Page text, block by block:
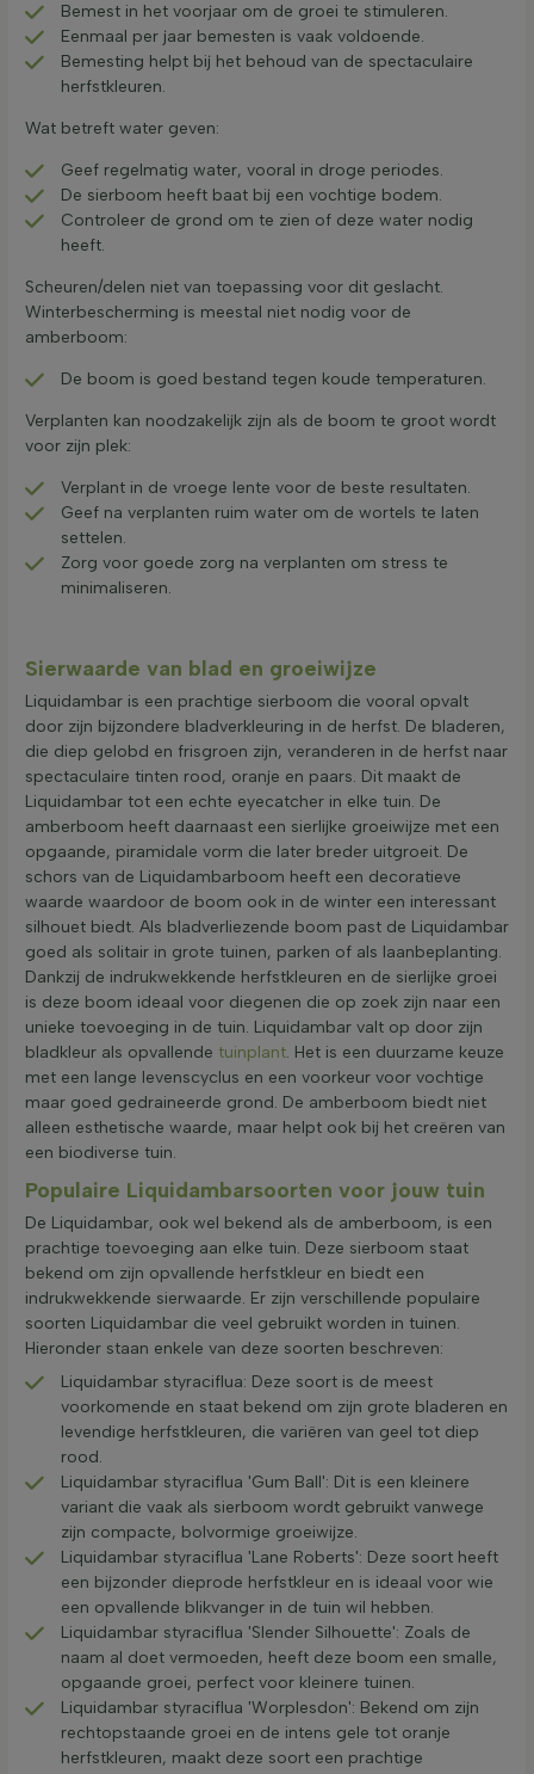
Bemest in het voorjaar om de groei te stimuleren.
Eenmaal per jaar bemesten is vaak voldoende.
Bemesting helpt bij het behoud van de spectaculaire
herfstkleuren.
Wat betreft water geven:
Geef regelmatig water, vooral in droge periodes.
De sierboom heeft baat bij een vochtige bodem.
Controleer de grond om te zien of deze water nodig
heeft.
Scheuren/delen niet van toepassing voor dit geslacht.
Winterbescherming is meestal niet nodig voor de
amberboom:
De boom is goed bestand tegen koude temperaturen.
Verplanten kan noodzakelijk zijn als de boom te groot wordt
voor zijn plek:
Verplant in de vroege lente voor de beste resultaten.
Geef na verplanten ruim water om de wortels te laten
settelen.
Zorg voor goede zorg na verplanten om stress te
minimaliseren.
Sierwaarde van blad en groeiwijze
Liquidambar is een prachtige sierboom die vooral opvalt
door zijn bijzondere bladverkleuring in de herfst. De bladeren,
die diep gelobd en frisgroen zijn, veranderen in de herfst naar
spectaculaire tinten rood, oranje en paars. Dit maakt de
Liquidambar tot een echte eyecatcher in elke tuin. De
amberboom heeft daarnaast een sierlijke groeiwijze met een
opgaande, piramidale vorm die later breder uitgroeit. De
schors van de Liquidambarboom heeft een decoratieve
waarde waardoor de boom ook in de winter een interessant
silhouet biedt. Als bladverliezende boom past de Liquidambar
goed als solitair in grote tuinen, parken of als laanbeplanting.
Dankzij de indrukwekkende herfstkleuren en de sierlijke groei
is deze boom ideaal voor diegenen die op zoek zijn naar een
unieke toevoeging in de tuin. Liquidambar valt op door zijn
bladkleur als opvallende tuinplant. Het is een duurzame keuze
met een lange levenscyclus en een voorkeur voor vochtige
maar goed gedraineerde grond. De amberboom biedt niet
alleen esthetische waarde, maar helpt ook bij het creëren van
een biodiverse tuin.
Populaire Liquidambarsoorten voor jouw tuin
De Liquidambar, ook wel bekend als de amberboom, is een
prachtige toevoeging aan elke tuin. Deze sierboom staat
bekend om zijn opvallende herfstkleur en biedt een
indrukwekkende sierwaarde. Er zijn verschillende populaire
soorten Liquidambar die veel gebruikt worden in tuinen.
Hieronder staan enkele van deze soorten beschreven:
Liquidambar styraciflua: Deze soort is de meest
voorkomende en staat bekend om zijn grote bladeren en
levendige herfstkleuren, die variëren van geel tot diep
rood.
Liquidambar styraciflua 'Gum Ball': Dit is een kleinere
variant die vaak als sierboom wordt gebruikt vanwege
zijn compacte, bolvormige groeiwijze.
Liquidambar styraciflua 'Lane Roberts': Deze soort heeft
een bijzonder dieprode herfstkleur en is ideaal voor wie
een opvallende blikvanger in de tuin wil hebben.
Liquidambar styraciflua 'Slender Silhouette': Zoals de
naam al doet vermoeden, heeft deze boom een smalle,
opgaande groei, perfect voor kleinere tuinen.
Liquidambar styraciflua 'Worplesdon': Bekend om zijn
rechtopstaande groei en de intens gele tot oranje
herfstkleuren, maakt deze soort een prachtige